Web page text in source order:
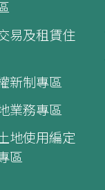
易及租賃住
新制專區
業務專區
地使用編定
區